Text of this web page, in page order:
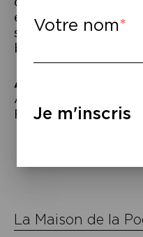
existences où,
s’esquisse enfin un
beau monde du
À lire
Arnaud Cathrine,
Flammarion, 2025.
de
La Maison de la
Votre nom
Je m'inscris